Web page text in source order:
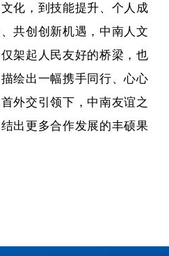
，到技能提升、个人成
共创创新机遇，中南人文
架起人民友好的桥梁，也
绘出一幅携手同行、心心
外交引领下，中南友谊之
出更多合作发展的丰硕果